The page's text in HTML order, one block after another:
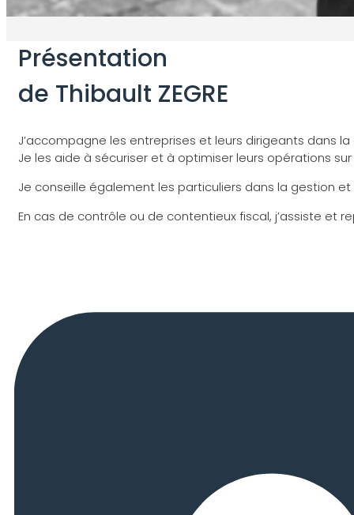
Présentation
de Thibault ZEGRE
J’accompagne les entreprises et leurs dirigeants dans
Je les aide à sécuriser et à optimiser leurs opérations
Je conseille également les particuliers dans la gestion
En cas de contrôle ou de contentieux fiscal, j’assiste et